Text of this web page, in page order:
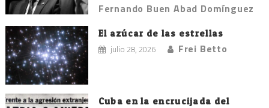
Fernando Buen Abad Domínguez
El azúcar de las estrellas
julio 28, 2026 Frei Betto
Cuba en la encrucijada del